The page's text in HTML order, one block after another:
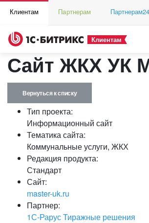
Клиентам Партнерам Партнерам24
Клиентам
Сайт ЖКХ УК
Вернуться к списку
Тип проекта:
Информационный сайт
Тематика сайта:
Коммунальные услуги, ЖКХ
Редакция продукта:
Стандарт
Сайт:
master-uk.ru
Партнер:
1С-Рарус Тиражные решения